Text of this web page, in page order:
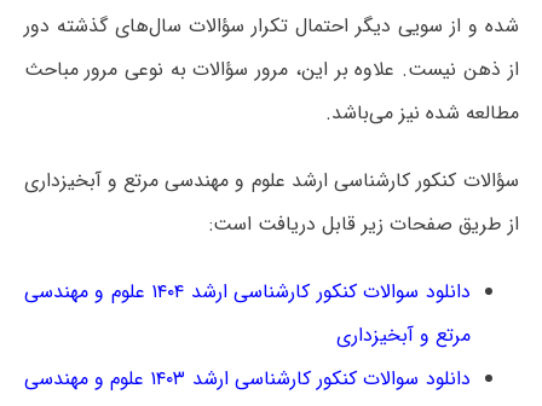
شده و از سویی دیگر احتمال تکرار سؤالات سال‌های گذشته دور
از ذهن نیست. علاوه بر این، مرور سؤالات به نوعی مرور مباحث
مطالعه‌ شده نیز می‌باشد.
سؤالات کنکور کارشناسی ارشد علوم و مهندسی مرتع و آبخیزداری
از طریق صفحات زیر قابل دریافت است:
دانلود سوالات کنکور کارشناسی ارشد ۱۴۰۴ علوم و مهندسی
مرتع و آبخیزداری
دانلود سوالات کنکور کارشناسی ارشد ۱۴۰۳ علوم و مهندسی